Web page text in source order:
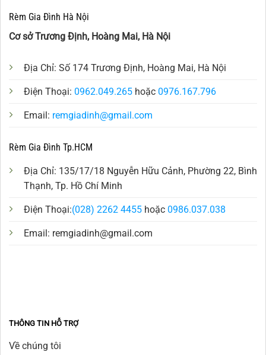
Rèm Gia Đình Hà Nội
Cơ sở Trương Định, Hoàng Mai, Hà Nội
Địa Chỉ: Số 174 Trương Định, Hoàng Mai, Hà Nội
Điện Thoại: 0962.049.265 hoặc 0976.167.796
Email: remgiadinh@gmail.com
Rèm Gia Đình Tp.HCM
Địa Chỉ: 135/17/18 Nguyễn Hữu Cảnh, Phường 22, Bình
Thạnh, Tp. Hồ Chí Minh
Điện Thoại:(028) 2262 4455 hoặc 0986.037.038
Email: remgiadinh@gmail.com
THÔNG TIN HỖ TRỢ
Về chúng tôi